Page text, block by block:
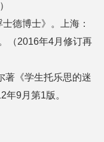
德博士》。上海：
（2016年4月修订再
著《学生托乐思的迷
年9月第1版。